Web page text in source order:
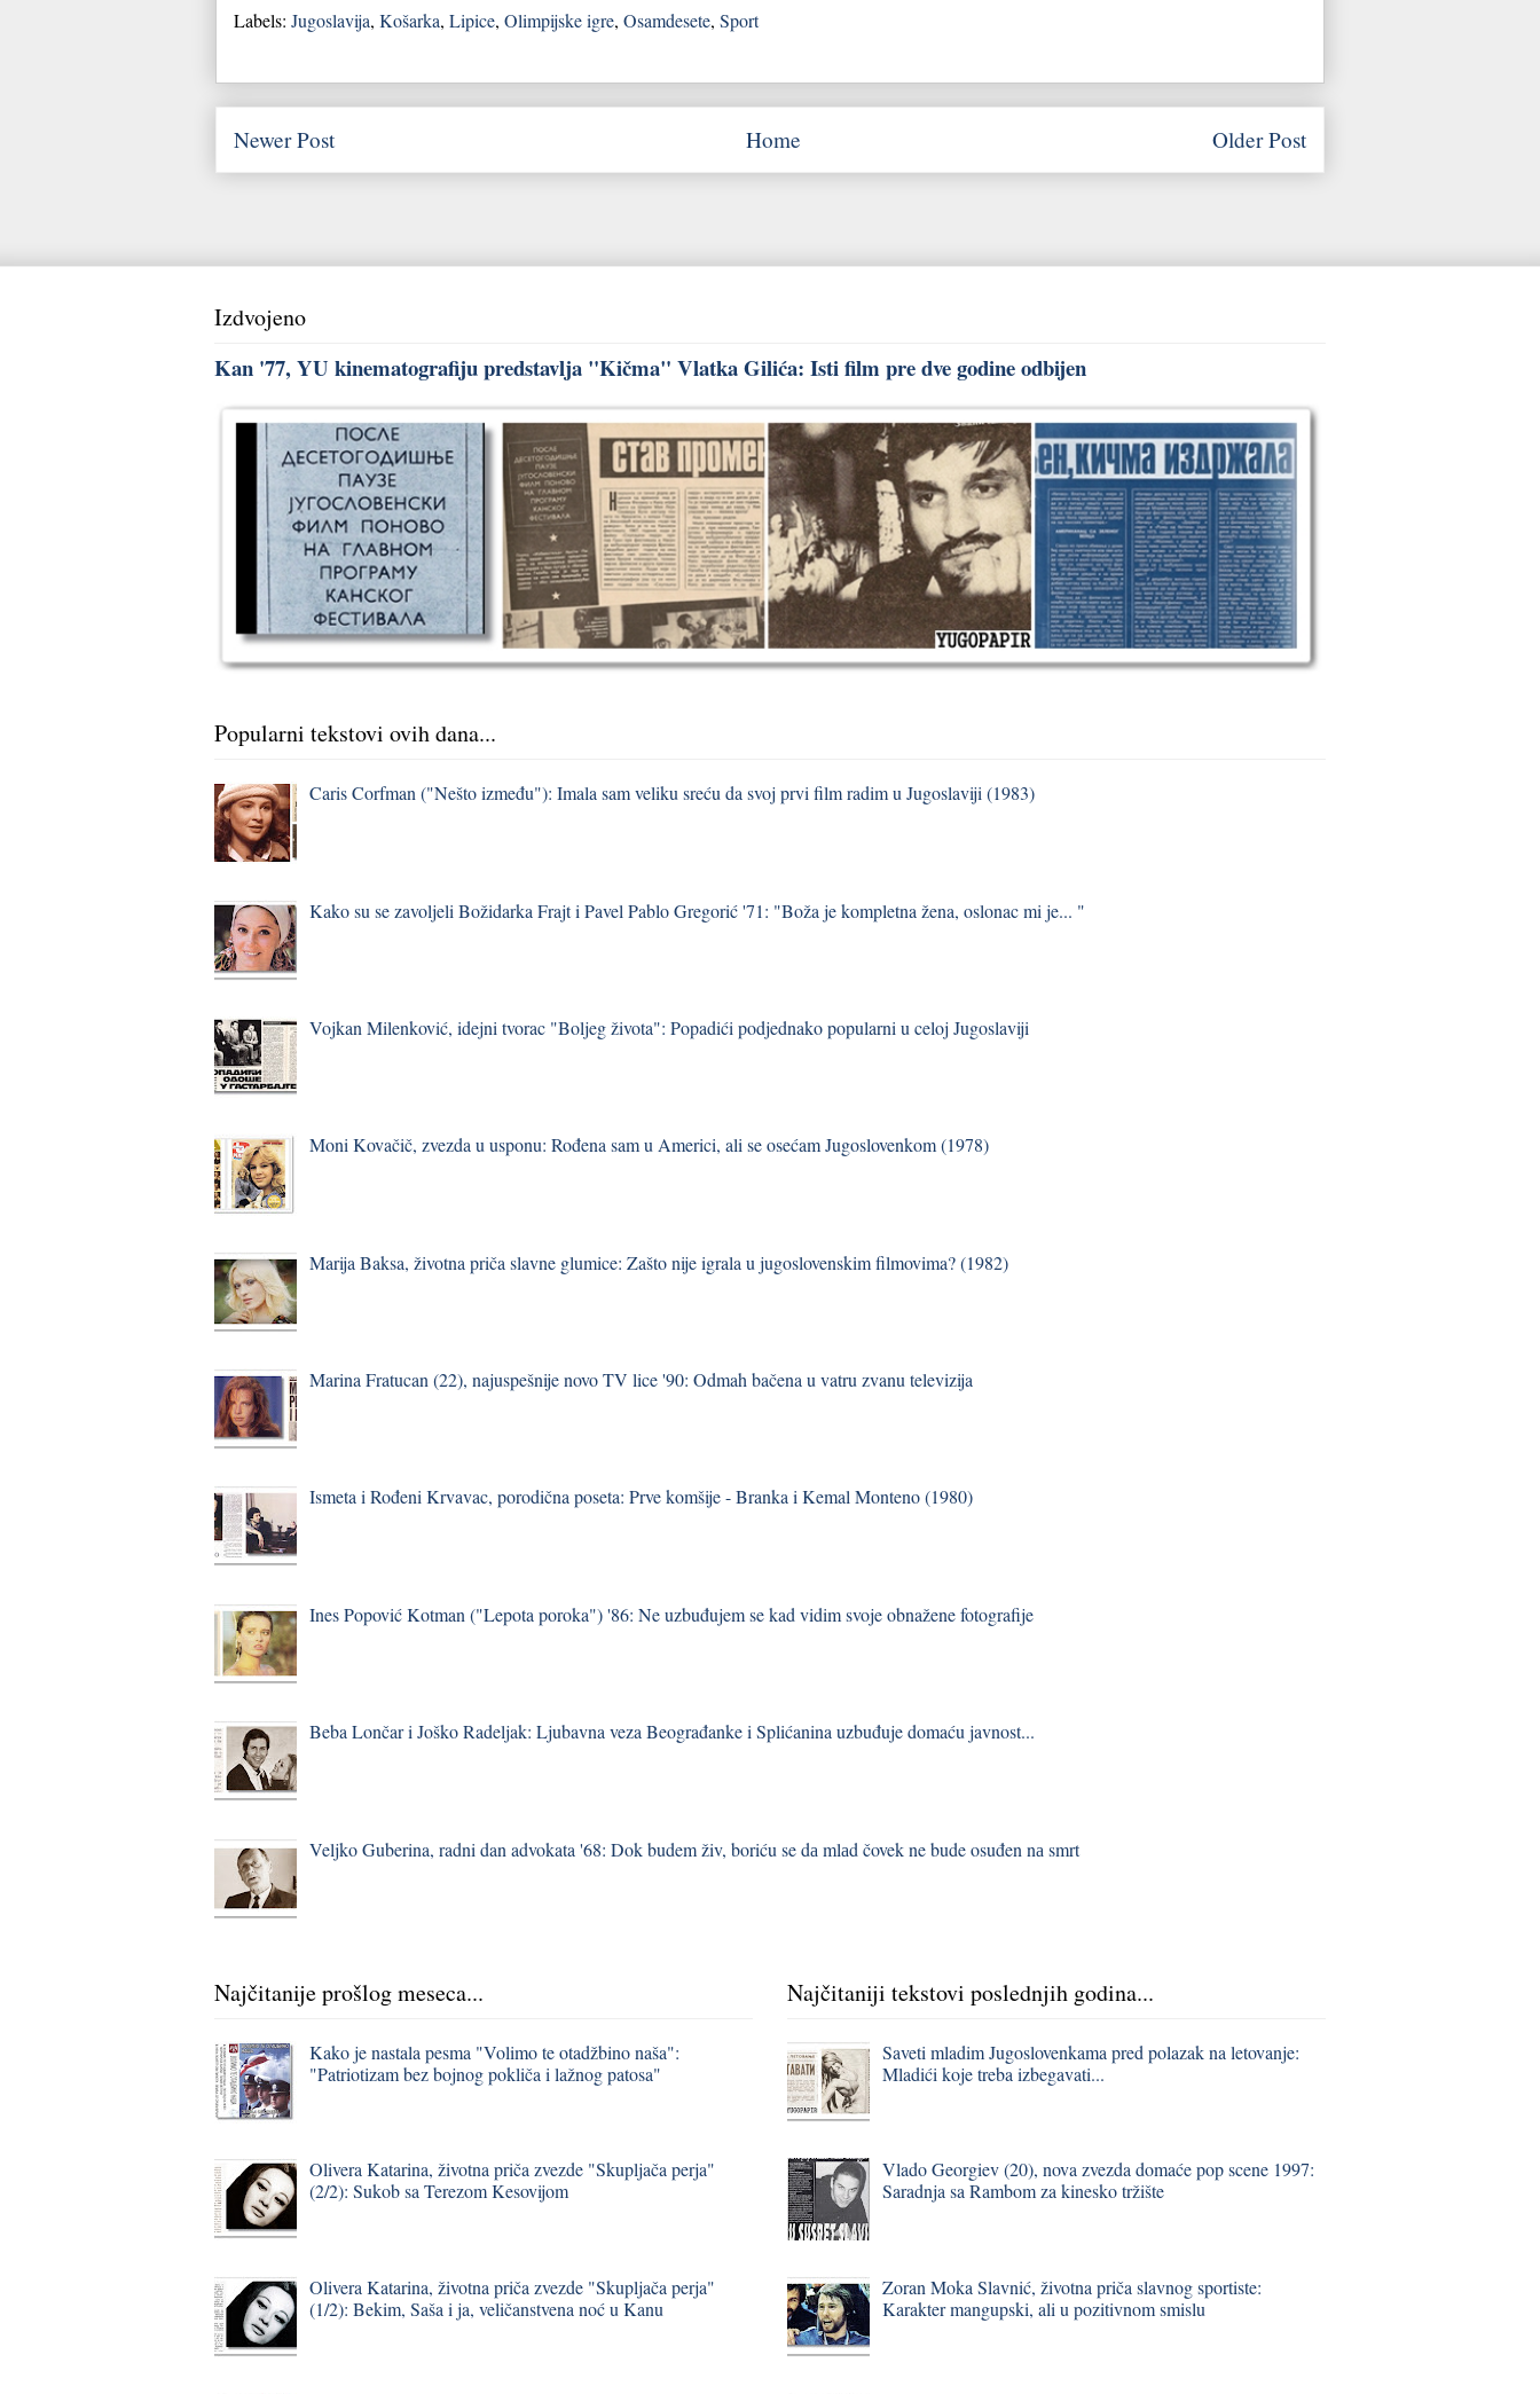
Labels: Jugoslavija, Košarka, Lipice, Olimpijske igre, Osamdesete, Sport
Newer Post Older Post
Home
Izdvojeno
Kan '77, YU kinematografiju predstavlja "Kičma" Vlatka Gilića: Isti film pre dve godine odbijen
Popularni tekstovi ovih dana...
Caris Corfman ("Nešto između"): Imala sam veliku sreću da svoj prvi film radim u Jugoslaviji (1983)
Kako su se zavoljeli Božidarka Frajt i Pavel Pablo Gregorić '71: "Boža je kompletna žena, oslonac mi je... "
Vojkan Milenković, idejni tvorac "Boljeg života": Popadići podjednako popularni u celoj Jugoslaviji
Moni Kovačič, zvezda u usponu: Rođena sam u Americi, ali se osećam Jugoslovenkom (1978)
Marija Baksa, životna priča slavne glumice: Zašto nije igrala u jugoslovenskim filmovima? (1982)
Marina Fratucan (22), najuspešnije novo TV lice '90: Odmah bačena u vatru zvanu televizija
Ismeta i Rođeni Krvavac, porodična poseta: Prve komšije - Branka i Kemal Monteno (1980)
Ines Popović Kotman ("Lepota poroka") '86: Ne uzbuđujem se kad vidim svoje obnažene fotografije
Beba Lončar i Joško Radeljak: Ljubavna veza Beograđanke i Splićanina uzbuđuje domaću javnost...
Veljko Guberina, radni dan advokata '68: Dok budem živ, boriću se dа mlаd čovek ne bude osuđen nа smrt
Najčitanije prošlog meseca...
Kako je nastala pesma "Volimo te otadžbino naša":
"Patriotizam bez bojnog pokliča i lažnog patosa"
Olivera Katarina, životna priča zvezde "Skupljača perja"
(2/2): Sukob sa Terezom Kesovijom
Olivera Katarina, životna priča zvezde "Skupljača perja"
(1/2): Bekim, Saša i ja, veličanstvena noć u Kanu
Najčitaniji tekstovi poslednjih godina...
Saveti mladim Jugoslovenkama pred polazak na letovanje:
Mladići koje treba izbegavati...
Vlado Georgiev (20), nova zvezda domaće pop scene 1997:
Saradnja sa Rambom za kinesko tržište
Zoran Moka Slavnić, životna priča slavnog sportiste:
Karakter mangupski, ali u pozitivnom smislu